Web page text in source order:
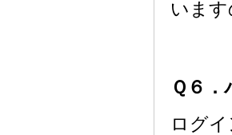
いま
Ｑ６
ログ